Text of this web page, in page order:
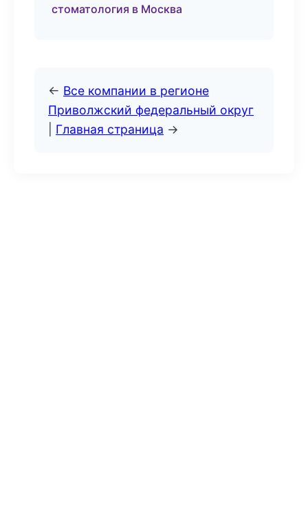
стоматология в Москва
← Все компании в регионе
Приволжский федеральный округ
Главная страница →